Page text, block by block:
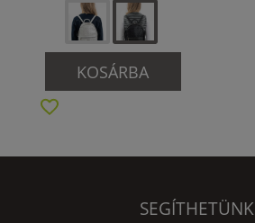
KOSÁRBA
SEGÍTHETÜNK